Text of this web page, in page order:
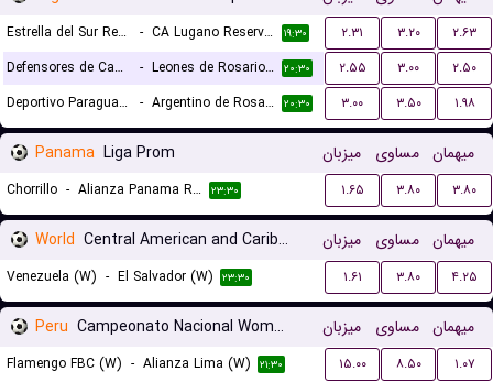
Estrella del Sur Reserves - CA Lugano Reserves ۱۹:۳۰ ۲.۳۱ ۳.۲۰
۲.۶۳
Defensores de Cambaceres Reserves
- Leones de Rosario Reserves ۲۰:۳۰ ۲.۵۵ ۳.۰۰
۲.۵۰
Deportivo Paraguayo Reserves
- Argentino de Rosario Reserves ۲۰:۳۰ ۳.۰۰ ۳.۵۰ ۱.۹۸
Panama Liga Prom میزبان مساوی میهمان
Chorrillo - Alianza Panama Reserves ۲۳:۳۰ ۱.۶۵ ۳.۸۰ ۳.۸۰
World Central American and Caribbean Games Women میزبان مساوی میهمان
Venezuela (W) - El Salvador (W) ۲۳:۳۰ ۱.۶۱ ۳.۸۰ ۴.۲۵
Peru Campeonato Nacional Women میزبان مساوی میهمان
Flamengo FBC (W) - Alianza Lima (W) ۲۱:۳۰ ۱۵.۰۰ ۸.۵۰ ۱.۰۷